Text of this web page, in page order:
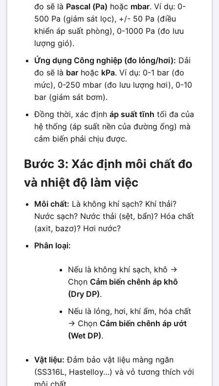
đo sẽ là Pascal (Pa) hoặc mbar. Ví dụ: 0-
500 Pa (giám sát lọc), +/- 50 Pa (điều
khiển áp suất phòng), 0-1000 Pa (đo lưu
lượng gió).
Ứng dụng Công nghiệp (đo lỏng/hơi): Dải
đo sẽ là barhoặc kPa. Ví dụ: 0-1 bar (đo
mức), 0-250 mbar (đo lưu lượng hơi), 0-10
bar (giám sát bơm).
Đồng thời, xác định áp suất tĩnh tối đa của
hệ thống (áp suất nền của đường ống) mà
cảm biến phải chịu được.
Bước 3: Xác định môi chất đo
và nhiệt độ làm việc
Môi chất: Là không khí sạch? Khí thải?
Nước sạch? Nước thải (sệt, bẩn)? Hóa chất
(axit, bazơ)? Hơi nước?
Phân loại:
Nếu là không khí sạch, khô ->
Chọn Cảm biến chênh áp khô
(Dry DP).
Nếu là lỏng, hơi, khí ẩm, hóa chất
-> Chọn Cảm biến chênh áp ướt
(Wet DP).
Vật liệu: Đảm bảo vật liệu màng ngăn
(SS316L, Hastelloy…) và vỏ tương thích với
môi chất.